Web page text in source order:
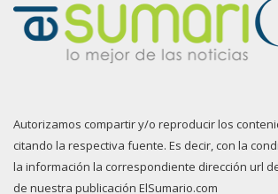
Autorizamos compartir y/o reproducir los
citando la respectiva fuente. Es decir, con la
la información la correspondiente dirección url
de nuestra publicación ElSumario.com